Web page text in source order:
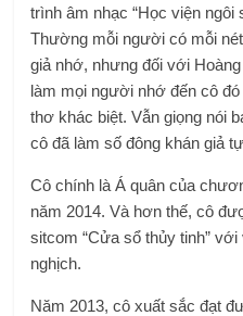
trình âm nhạc “Học viện ngôi
Thường mỗi người có mỗi
giả nhớ, nhưng đối với
làm mọi người nhớ đến cô
thơ khác biệt. Vẫn giọng nói
cô đã làm số đông khán giả
Cô chính là Á quân của
năm 2014. Và hơn thế, cô
sitcom “Cửa sổ thủy tinh”
nghịch.
Năm 2013, cô xuất sắc đạt